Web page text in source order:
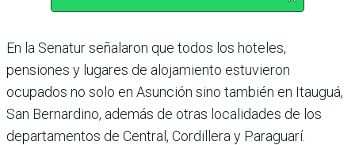
En la Senatur señalaron que todos los hote­les,
pensiones y lugares de alojamiento estuvieron
ocupados no solo en Asunción sino también en Itauguá,
San Bernardino, además de otras localidades de los
departa­mentos de Central, Cordillera y Paraguarí.